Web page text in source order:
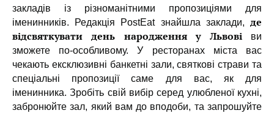
закладів із різноманітними пропозиціями для
іменинників. Редакція PostEat знайшла заклади, де
відсвяткувати день народження у Львовіви
зможете по-особливому. У ресторанах міста вас
чекають ексклюзивні банкетні зали, святкові страви та
спеціальні пропозиції саме для вас, як для
іменинника. Зробіть свій вибір серед улюбленої кухні,
забронюйте зал, який вам до вподоби, та запрошуйте